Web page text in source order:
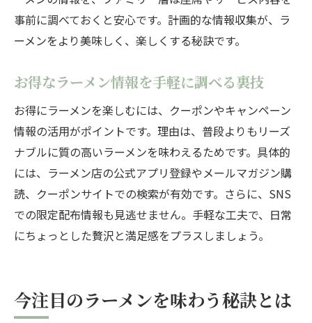
事前に調べておくと安心です。計画的な情報収集が、ラ
ーメンをより美味しく、楽しくする秘訣です。
お得なラーメン情報を手軽に調べる裏技
お得にラーメンを楽しむには、クーポンやキャンペーン
情報の活用がポイントです。理由は、普段よりもリーズ
ナブルに質の高いラーメンを味わえるためです。具体的
には、ラーメン店の公式アプリ登録やメールマガジン購
読、クーポンサイトでの検索が有効です。さらに、SNS
での限定配布情報も見逃せません。手軽な工夫で、日常
にちょっとした贅沢と満足感をプラスしましょう。
今注目のラーメンを味わう秘訣とは